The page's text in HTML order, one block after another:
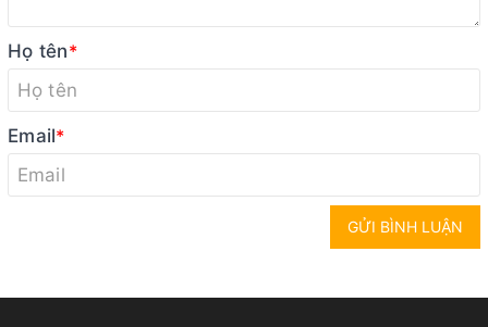
Họ tên*
Email*
GỬI BÌNH LUẬN